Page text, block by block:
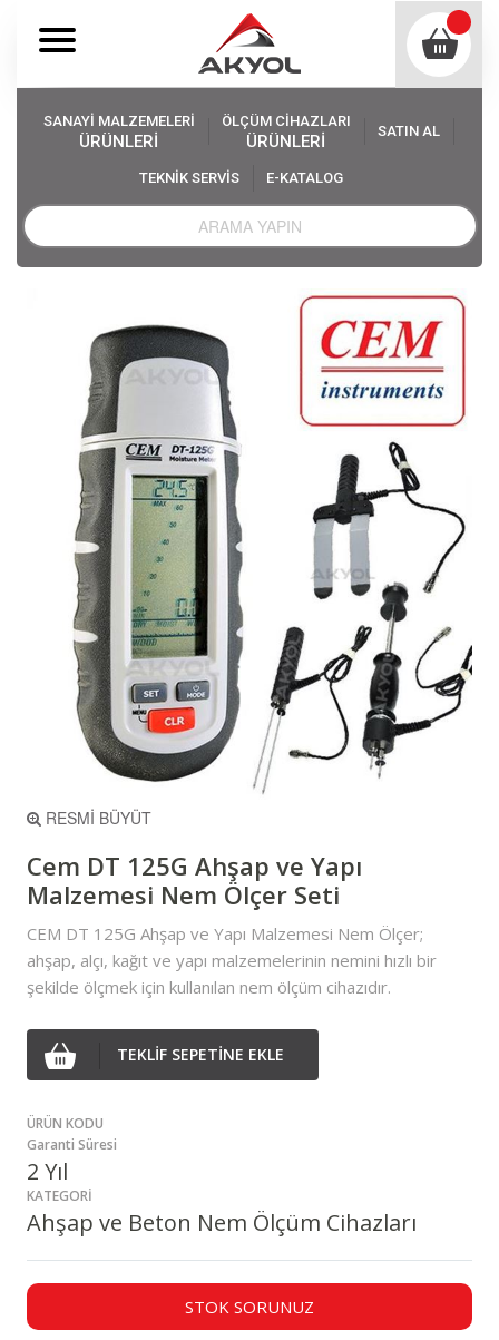
SANAYİ MALZEMELERİ
ÜRÜNLERİ
ÖLÇÜM CİHAZLARI
ÜRÜNLERİ
SATIN AL
TEKNİK SERVİS E-KATALOG
Akyol Ölçüm Cihazları
Nem Ölçer, Higrometre Çeşitleri
Ahşap ve Beton Nem Ölçüm Cihazları
Cem DT 125G Ahşap ve Yapı Malzemesi Nem Ölçer Seti
RESMİ BÜYÜT
Cem DT 125G Ahşap ve Yapı
Malzemesi Nem Ölçer Seti
CEM DT 125G Ahşap ve Yapı Malzemesi Nem Ölçer;
ahşap, alçı, kağıt ve yapı malzemelerinin nemini hızlı bir
şekilde ölçmek için kullanılan nem ölçüm cihazıdır.
TEKLİF SEPETİNE EKLE
ÜRÜN KODU
Garanti Süresi
2 Yıl
KATEGORİ
Ahşap ve Beton Nem Ölçüm Cihazları
STOK SORUNUZ